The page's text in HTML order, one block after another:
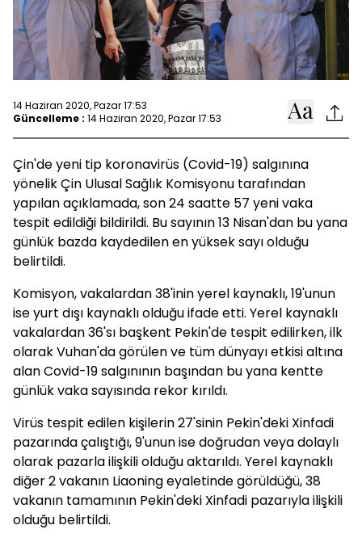
14 Haziran 2020, Pazar 17:53
Güncelleme : 14 Haziran 2020, Pazar 17:53
Çin'de yeni tip koronavirüs (Covid-19) salgınına
yönelik Çin Ulusal Sağlık Komisyonu tarafından
yapılan açıklamada, son 24 saatte 57 yeni vaka
tespit edildiği bildirildi. Bu sayının 13 Nisan'dan bu yana
günlük bazda kaydedilen en yüksek sayı olduğu
belirtildi.
Komisyon, vakalardan 38'inin yerel kaynaklı, 19'unun
ise yurt dışı kaynaklı olduğu ifade etti. Yerel kaynaklı
vakalardan 36'sı başkent Pekin'de tespit edilirken, ilk
olarak Vuhan'da görülen ve tüm dünyayı etkisi altına
alan Covid-19 salgınının başından bu yana kentte
günlük vaka sayısında rekor kırıldı.
Virüs tespit edilen kişilerin 27'sinin Pekin'deki Xinfadi
pazarında çalıştığı, 9'unun ise doğrudan veya dolaylı
olarak pazarla ilişkili olduğu aktarıldı. Yerel kaynaklı
diğer 2 vakanın Liaoning eyaletinde görüldüğü, 38
vakanın tamamının Pekin'deki Xinfadi pazarıyla ilişkili
olduğu belirtildi.